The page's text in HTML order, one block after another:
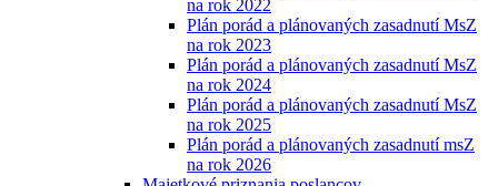
na rok 2022
Plán porád a plánovaných zasadnutí MsZ
na rok 2023
Plán porád a plánovaných zasadnutí MsZ
na rok 2024
Plán porád a plánovaných zasadnutí MsZ
na rok 2025
Plán porád a plánovaných zasadnutí msZ
na rok 2026